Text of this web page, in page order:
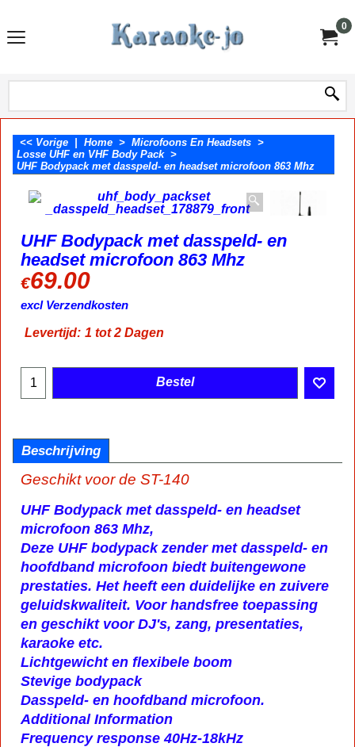
0
<< Vorige Home > Microfoons En Headsets >
Losse UHF en VHF Body Pack>
UHF Bodypack met dasspeld- en headset microfoon 863 Mhz
UHF Bodypack met dasspeld- en
headset microfoon 863 Mhz
€69.00
excl Verzendkosten
Levertijd: 1 tot 2 Dagen
Bestel
Beschrijving
Geschikt voor de ST-140
UHF Bodypack met dasspeld- en headset
microfoon 863 Mhz,
Deze UHF bodypack zender met dasspeld- en
hoofdband microfoon biedt buitengewone
prestaties. Het heeft een duidelijke en zuivere
geluidskwaliteit. Voor handsfree toepassing
en geschikt voor DJ's, zang, presentaties,
karaoke etc.
Lichtgewicht en flexibele boom
Stevige bodypack
Dasspeld- en hoofdband microfoon.
Additional Information
Frequency response 40Hz-18kHz